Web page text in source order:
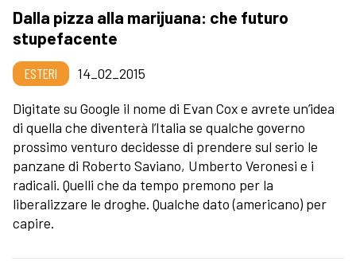
Dalla pizza alla marijuana: che futuro
stupefacente
ESTERI
14_02_2015
Digitate su Google il nome di Evan Cox e avrete un’idea
di quella che diventerà l’Italia se qualche governo
prossimo venturo decidesse di prendere sul serio le
panzane di Roberto Saviano, Umberto Veronesi e i
radicali. Quelli che da tempo premono per la
liberalizzare le droghe. Qualche dato (americano) per
capire.